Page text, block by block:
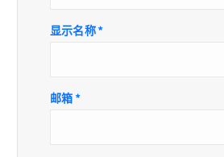
显示名称*
邮箱 *